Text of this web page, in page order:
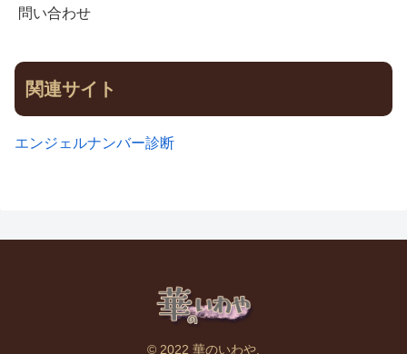
問い合わせ
関連サイト
エンジェルナンバー診断
© 2022 華のいわや.